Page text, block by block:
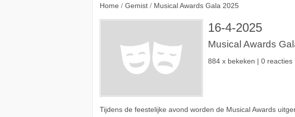
Home / Gemist / Musical Awards Gala 2025
16-4-2025
Musical Awards
884 x bekeken | 0 reacties
Tijdens de feestelijke avond worden de Musical Awards